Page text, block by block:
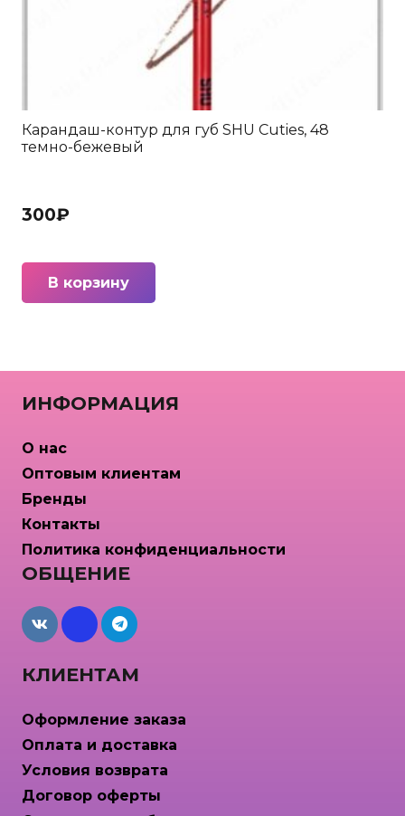
Карандаш-контур для губ SHU Cuties, 48
темно-бежевый
300₽
В корзину
КЛИЕНТАМ
Оформление заказа
Оплата и доставка
Условия возврата
Договор оферты
ОБЩЕНИЕ
maxcdn
ИНФОРМАЦИЯ
О нас
Оптовым клиентам
Бренды
Контакты
Политика конфиденциальности